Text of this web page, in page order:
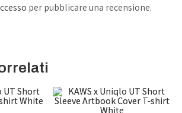
per pubblicare una recensione.